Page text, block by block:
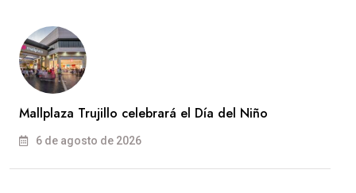
Mallplaza Trujillo celebrará el Día del Niño
6 de agosto de 2026